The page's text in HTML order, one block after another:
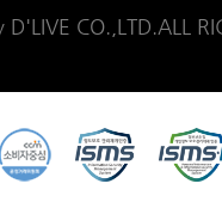
CO.,LTD.ALL